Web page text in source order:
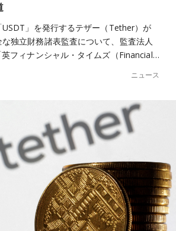
」を発行するテザー（Tether）が
独立財務諸表監査について、監査法人
フィナンシャル・タイムズ（Financial…
ニュース